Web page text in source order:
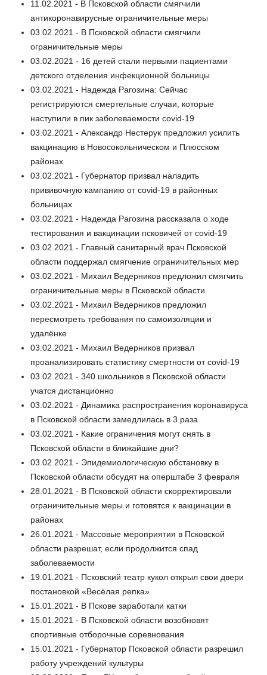
11.02.2021 - В Псковской области смягчили
антикоронавирусные ограничительные меры
03.02.2021 - В Псковской области смягчили
ограничительные меры
03.02.2021 - 16 детей стали первыми пациентами
детского отделения инфекционной больницы
03.02.2021 - Надежда Рагозина: Сейчас
регистрируются смертельные случаи, которые
наступили в пик заболеваемости covid-19
03.02.2021 - Александр Нестерук предложил усилить
вакцинацию в Новосокольническом и Плюсском
районах
03.02.2021 - Губернатор призвал наладить
прививочную кампанию от covid-19 в районных
больницах
03.02.2021 - Надежда Рагозина рассказала о ходе
тестирования и вакцинации псковичей от covid-19
03.02.2021 - Главный санитарный врач Псковской
области поддержал смягчение ограничительных мер
03.02.2021 - Михаил Ведерников предложил смягчить
ограничительные меры в Псковской области
03.02.2021 - Михаил Ведерников предложил
пересмотреть требования по самоизоляции и
удалёнке
03.02.2021 - Михаил Ведерников призвал
проанализировать статистику смертности от covid-19
03.02.2021 - 340 школьников в Псковской области
учатся дистанционно
03.02.2021 - Динамика распространения коронавируса
в Псковской области замедлилась в 3 раза
03.02.2021 - Какие ограничения могут снять в
Псковской области в ближайшие дни?
03.02.2021 - Эпидемиологическую обстановку в
Псковской области обсудят на оперштабе 3 февраля
28.01.2021 - В Псковской области скорректировали
ограничительные меры и готовятся к вакцинации в
районах
26.01.2021 - Массовые мероприятия в Псковской
области разрешат, если продолжится спад
заболеваемости
19.01.2021 - Псковский театр кукол открыл свои двери
постановкой «Весёлая репка»
15.01.2021 - В Пскове заработали катки
15.01.2021 - В Псковской области возобновят
спортивные отборочные соревнования
15.01.2021 - Губернатор Псковской области разрешил
работу учреждений культуры